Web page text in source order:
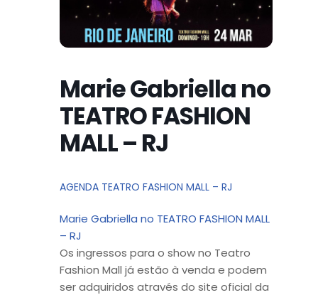
Marie Gabriella no
TEATRO FASHION
MALL – RJ
AGENDA TEATRO FASHION MALL – RJ
Marie Gabriella no TEATRO FASHION MALL
– RJ
Os ingressos para o show no Teatro
Fashion Mall já estão à venda e podem
ser adquiridos através do site oficial da